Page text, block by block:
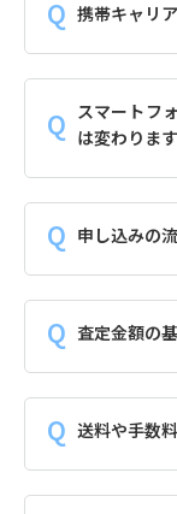
携帯キャリ
スマートフ
は変わりま
申し込みの
査定金額の
送料や手数